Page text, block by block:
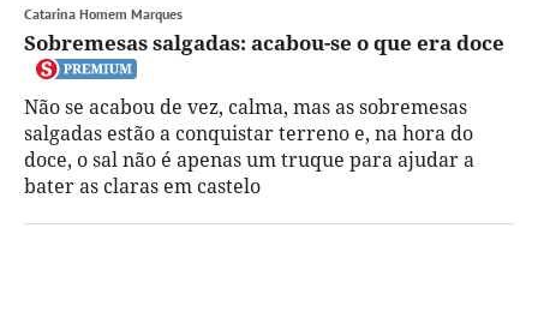
Catarina Homem Marques
Sobremesas salgadas: acabou-se o que era doce
Não se acabou de vez, calma, mas as sobremesas
salgadas estão a conquistar terreno e, na hora do
doce, o sal não é apenas um truque para ajudar a
bater as claras em castelo